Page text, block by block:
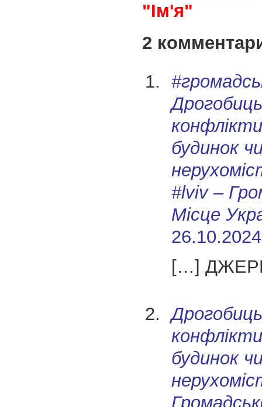
"Ім'я"
2
будинок
#lviv –
Місце
[…]
будинок